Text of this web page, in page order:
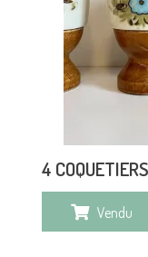
4
Vendu